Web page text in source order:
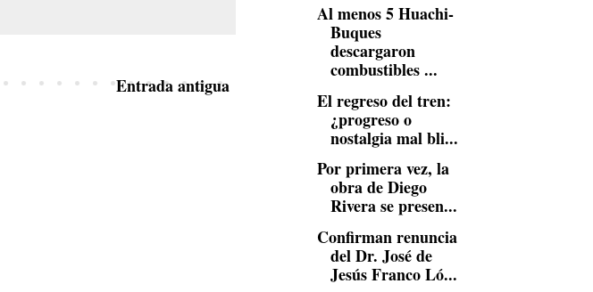
Entrada antigua
Al menos 5 Huachi-
Buques
descargaron
combustibles ...
El regreso del tren:
¿progreso o
nostalgia mal bli...
Por primera vez, la
obra de Diego
Rivera se presen...
Confirman renuncia
del Dr. José de
Jesús Franco Ló...